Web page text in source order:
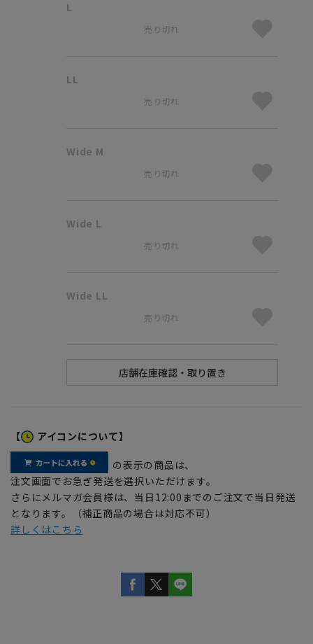
L
売り切れ
LL
売り切れ
Wide M
売り切れ
Wide L
売り切れ
Wide LL
売り切れ
【 アイコンについて】
の表示の商品は、
注文画面でお急ぎ発送を選択いただけます。
さらにメルマガ会員様は、当日12:00までのご注文で当日発送
となります。（補正商品の場合は対応不可）
詳しくはこちら